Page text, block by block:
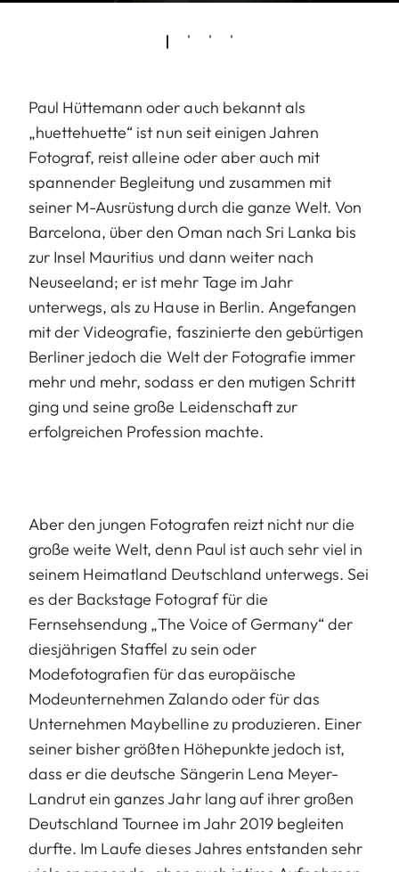
Paul Hüttemann oder auch bekannt als
„huettehuette“ ist nun seit einigen Jahren
Fotograf, reist alleine oder aber auch mit
spannender Begleitung und zusammen mit
seiner M-Ausrüstung durch die ganze Welt. Von
Barcelona, über den Oman nach Sri Lanka bis
zur Insel Mauritius und dann weiter nach
Neuseeland; er ist mehr Tage im Jahr
unterwegs, als zu Hause in Berlin. Angefangen
mit der Videografie, faszinierte den gebürtigen
Berliner jedoch die Welt der Fotografie immer
mehr und mehr, sodass er den mutigen Schritt
ging und seine große Leidenschaft zur
erfolgreichen Profession machte.
Aber den jungen Fotografen reizt nicht nur die
große weite Welt, denn Paul ist auch sehr viel in
seinem Heimatland Deutschland unterwegs. Sei
es der Backstage Fotograf für die
Fernsehsendung „The Voice of Germany“ der
diesjährigen Staffel zu sein oder
Modefotografien für das europäische
Modeunternehmen Zalando oder für das
Unternehmen Maybelline zu produzieren. Einer
seiner bisher größten Höhepunkte jedoch ist,
dass er die deutsche Sängerin Lena Meyer-
Landrut ein ganzes Jahr lang auf ihrer großen
Deutschland Tournee im Jahr 2019 begleiten
durfte. Im Laufe dieses Jahres entstanden sehr